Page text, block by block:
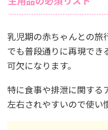
乳児期の赤ちゃんとの旅
でも普段通りに再現でき
可欠になります。
特に食事や排泄に関する
左右されやすいので使い